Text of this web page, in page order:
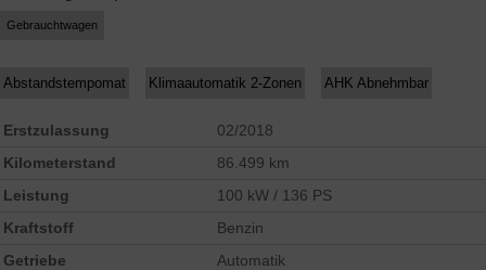
Gebrauchtwagen
Abstandstempomat Klimaautomatik 2-Zonen AHK Abnehmbar
Erstzulassung
02/2018
Kilometerstand
86.499 km
Leistung
100 kW / 136 PS
Kraftstoff
Benzin
Getriebe
Automatik